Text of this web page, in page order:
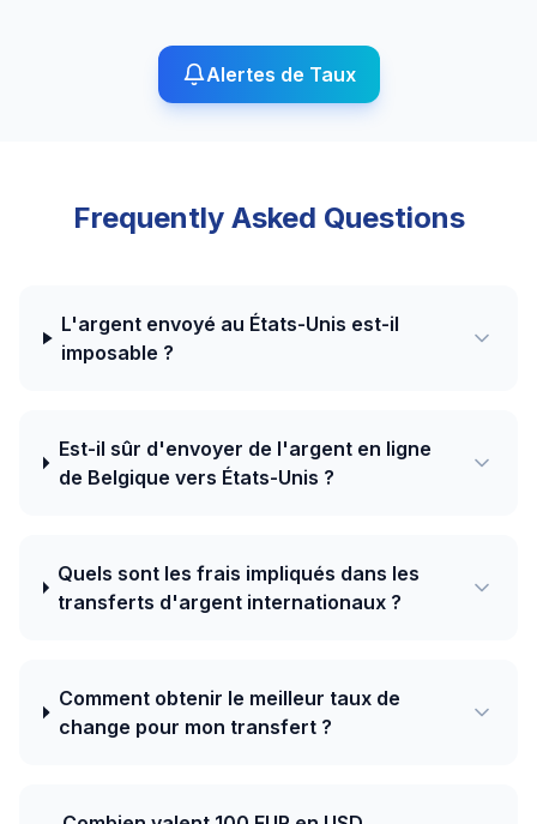
Alertes de Taux
Frequently Asked Questions
L'argent envoyé au États-Unis est-il
imposable ?
Est-il sûr d'envoyer de l'argent en ligne
de Belgique vers États-Unis ?
Quels sont les frais impliqués dans les
transferts d'argent internationaux ?
Comment obtenir le meilleur taux de
change pour mon transfert ?